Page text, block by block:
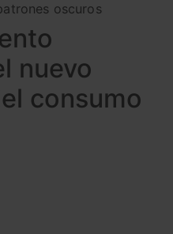
oscuros
nuevo
consumo